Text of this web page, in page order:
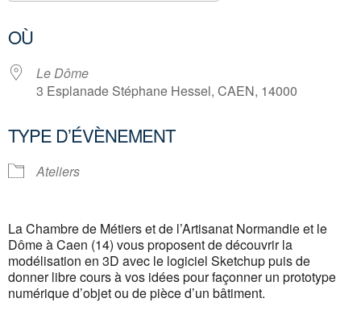
OÙ
Le Dôme
3 Esplanade Stéphane Hessel, CAEN, 14000
TYPE D’ÉVÈNEMENT
Ateliers
La Chambre de Métiers et de l’Artisanat Normandie et le
Dôme à Caen (14) vous proposent de découvrir la
modélisation en 3D avec le logiciel Sketchup puis de
donner libre cours à vos idées pour façonner un prototype
numérique d’objet ou de pièce d’un bâtiment.